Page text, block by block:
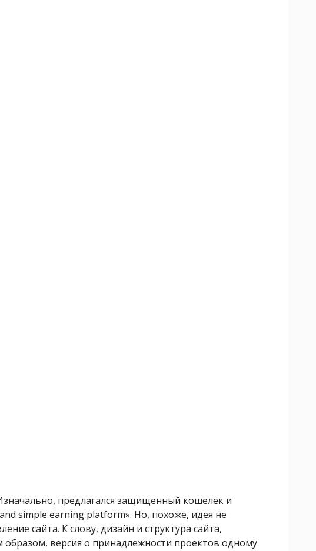
предлагался защищённый кошелёк и
simple earning platform». Но, похоже, идея не
сайта. К слову, дизайн и структура сайта,
версия о принадлежности проектов одному